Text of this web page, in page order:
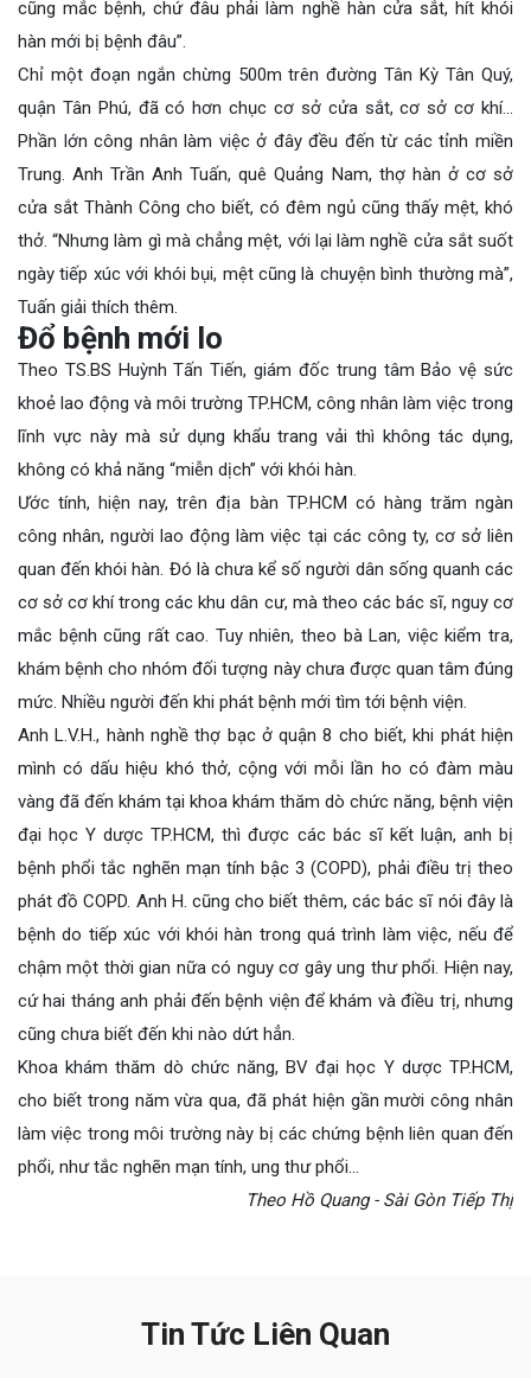
cũng mắc bệnh, chứ đâu phải làm nghề hàn cửa sắt, hít khói
hàn mới bị bệnh đâu”.
Chỉ một đoạn ngắn chừng 500m trên đường Tân Kỳ Tân Quý,
quận Tân Phú, đã có hơn chục cơ sở cửa sắt, cơ sở cơ khí…
Phần lớn công nhân làm việc ở đây đều đến từ các tỉnh miền
Trung. Anh Trần Anh Tuấn, quê Quảng Nam, thợ hàn ở cơ sở
cửa sắt Thành Công cho biết, có đêm ngủ cũng thấy mệt, khó
thở. “Nhưng làm gì mà chẳng mệt, với lại làm nghề cửa sắt suốt
ngày tiếp xúc với khói bụi, mệt cũng là chuyện bình thường mà”,
Tuấn giải thích thêm.
Đổ bệnh mới lo
Theo TS.BS Huỳnh Tấn Tiến, giám đốc trung tâm Bảo vệ sức
khoẻ lao động và môi trường TP.HCM, công nhân làm việc trong
lĩnh vực này mà sử dụng khẩu trang vải thì không tác dụng,
không có khả năng “miễn dịch” với khói hàn.
Ước tính, hiện nay, trên địa bàn TP.HCM có hàng trăm ngàn
công nhân, người lao động làm việc tại các công ty, cơ sở liên
quan đến khói hàn. Đó là chưa kể số người dân sống quanh các
cơ sở cơ khí trong các khu dân cư, mà theo các bác sĩ, nguy cơ
mắc bệnh cũng rất cao. Tuy nhiên, theo bà Lan, việc kiểm tra,
khám bệnh cho nhóm đối tượng này chưa được quan tâm đúng
mức. Nhiều người đến khi phát bệnh mới tìm tới bệnh viện.
Anh L.V.H., hành nghề thợ bạc ở quận 8 cho biết, khi phát hiện
mình có dấu hiệu khó thở, cộng với mỗi lần ho có đàm màu
vàng đã đến khám tại khoa khám thăm dò chức năng, bệnh viện
đại học Y dược TP.HCM, thì được các bác sĩ kết luận, anh bị
bệnh phổi tắc nghẽn mạn tính bậc 3 (COPD), phải điều trị theo
phát đồ COPD. Anh H. cũng cho biết thêm, các bác sĩ nói đây là
bệnh do tiếp xúc với khói hàn trong quá trình làm việc, nếu để
chậm một thời gian nữa có nguy cơ gây ung thư phổi. Hiện nay,
cứ hai tháng anh phải đến bệnh viện để khám và điều trị, nhưng
cũng chưa biết đến khi nào dứt hẳn.
Khoa khám thăm dò chức năng, BV đại học Y dược TP.HCM,
cho biết trong năm vừa qua, đã phát hiện gần mười công nhân
làm việc trong môi trường này bị các chứng bệnh liên quan đến
phổi, như tắc nghẽn mạn tính, ung thư phổi…
Theo Hồ Quang - Sài Gòn Tiếp Thị
Tin Tức Liên Quan